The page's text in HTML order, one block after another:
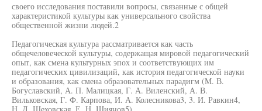
своего исследования поставили вопросы, связанные с общей
характеристикой культуры как универсального свойства
общественной жизни людей.2
Педагогическая культура рассматривается как часть
общечеловеческой культуры, содержащая мировой педагогический
опыт, как смена культурных эпох и соответствующих им
педагогических цивилизаций, как история педагогической науки
и образования, как смена образовательных парадигм (М. В.
Богуславский, А. П. Малицкая, Г. А. Виленский, А. В.
Вильковская, Г. Ф. Карпова, И. А. Колесникова3, 3. И. Равкин4,